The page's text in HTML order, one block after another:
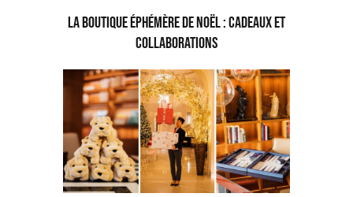
La boutique éphémère de Noël : cadeaux et
collaborations